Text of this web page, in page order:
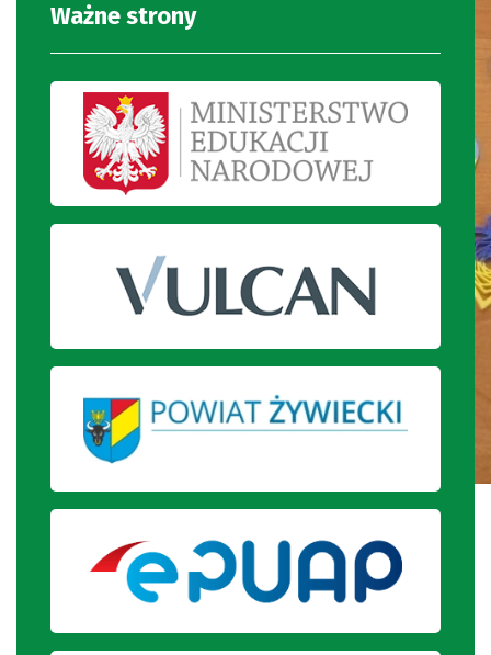
Wykonane drukarką 3D breloczki.
Ważne strony